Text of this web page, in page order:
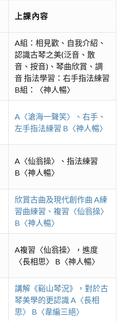
上課內容
A組：相見歡、自我介紹、
認識古琴之美(泛音、散
音、按音)、琴曲欣賞、調
音 指法學習：右手指法練習
B組：〈神人暢〉
A〈滄海一聲笑〉、右手、
左手指法練習 B〈神人暢〉
A〈仙翁操〉、指法練習
B〈神人暢〉
欣賞古曲及現代創作曲 A練
習曲練習、複習〈仙翁操〉
B〈神人暢〉
A複習〈仙翁操〉，進度
〈長相思〉 B〈神人暢〉
講解《谿山琴況》，對於古
琴美學的更認識 A〈長相
思〉 B〈韋編三絕〉